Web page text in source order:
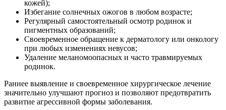
кожей);
Избегание солнечных ожогов в любом возрасте;
Регулярный самостоятельный осмотр родинок и
пигментных образований;
Своевременное обращение к дерматологу или онкологу
при любых изменениях невусов;
Удаление меланомоопасных и часто травмируемых
родинок.
Раннее выявление и своевременное хирургическое лечение
значительно улучшают прогноз и позволяют предотвратить
развитие агрессивной формы заболевания.